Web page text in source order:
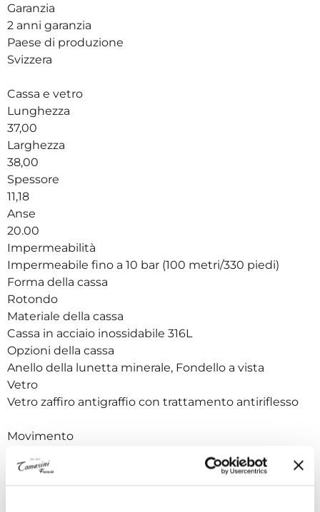
Garanzia
2 anni garanzia
Paese di produzione
Svizzera
Cassa e vetro
Lunghezza
37,00
Larghezza
38,00
Spessore
11,18
Anse
20.00
Impermeabilità
Impermeabile fino a 10 bar (100 metri/330 piedi)
Forma della cassa
Rotondo
Materiale della cassa
Cassa in acciaio inossidabile 316L
Opzioni della cassa
Anello della lunetta minerale, Fondello a vista
Vetro
Vetro zaffiro antigraffio con trattamento antiriflesso
Movimento
Automatic